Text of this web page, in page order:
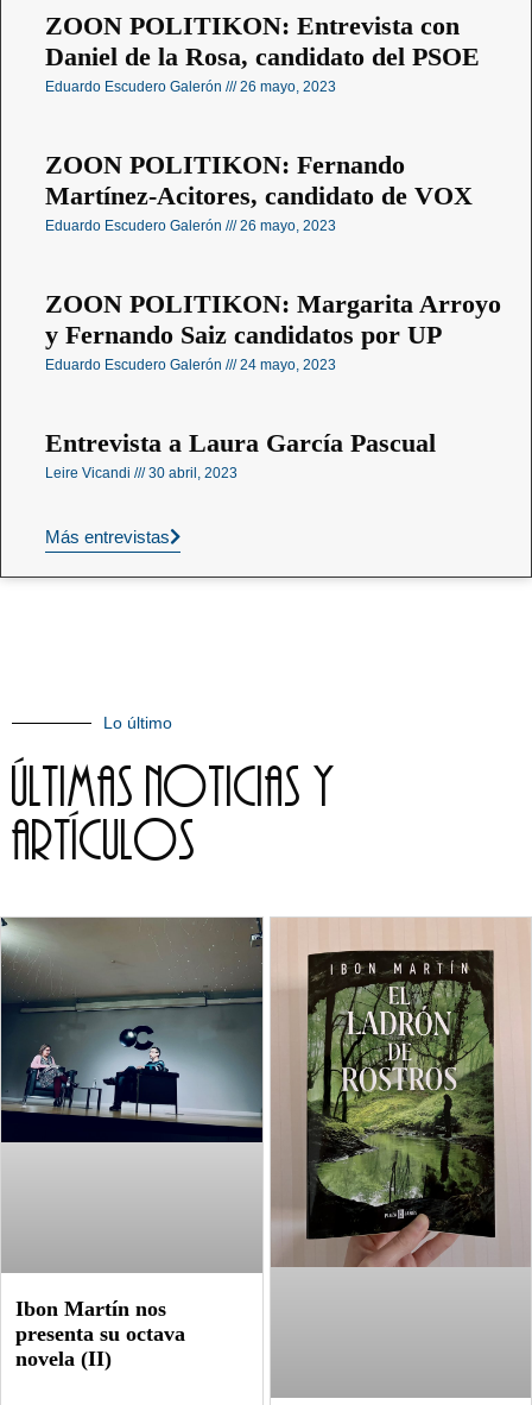
ZOON POLITIKON: Entrevista con
Daniel de la Rosa, candidato del PSOE
Eduardo Escudero Galerón 26 mayo, 2023
ZOON POLITIKON: Fernando
Martínez-Acitores, candidato de VOX
Eduardo Escudero Galerón 26 mayo, 2023
ZOON POLITIKON: Margarita Arroyo
y Fernando Saiz candidatos por UP
Eduardo Escudero Galerón 24 mayo, 2023
Entrevista a Laura García Pascual
Leire Vicandi 30 abril, 2023
Más entrevistas
Lo último
últimas noticias y
artículos
Ibon Martín nos
presenta su octava
novela (II)